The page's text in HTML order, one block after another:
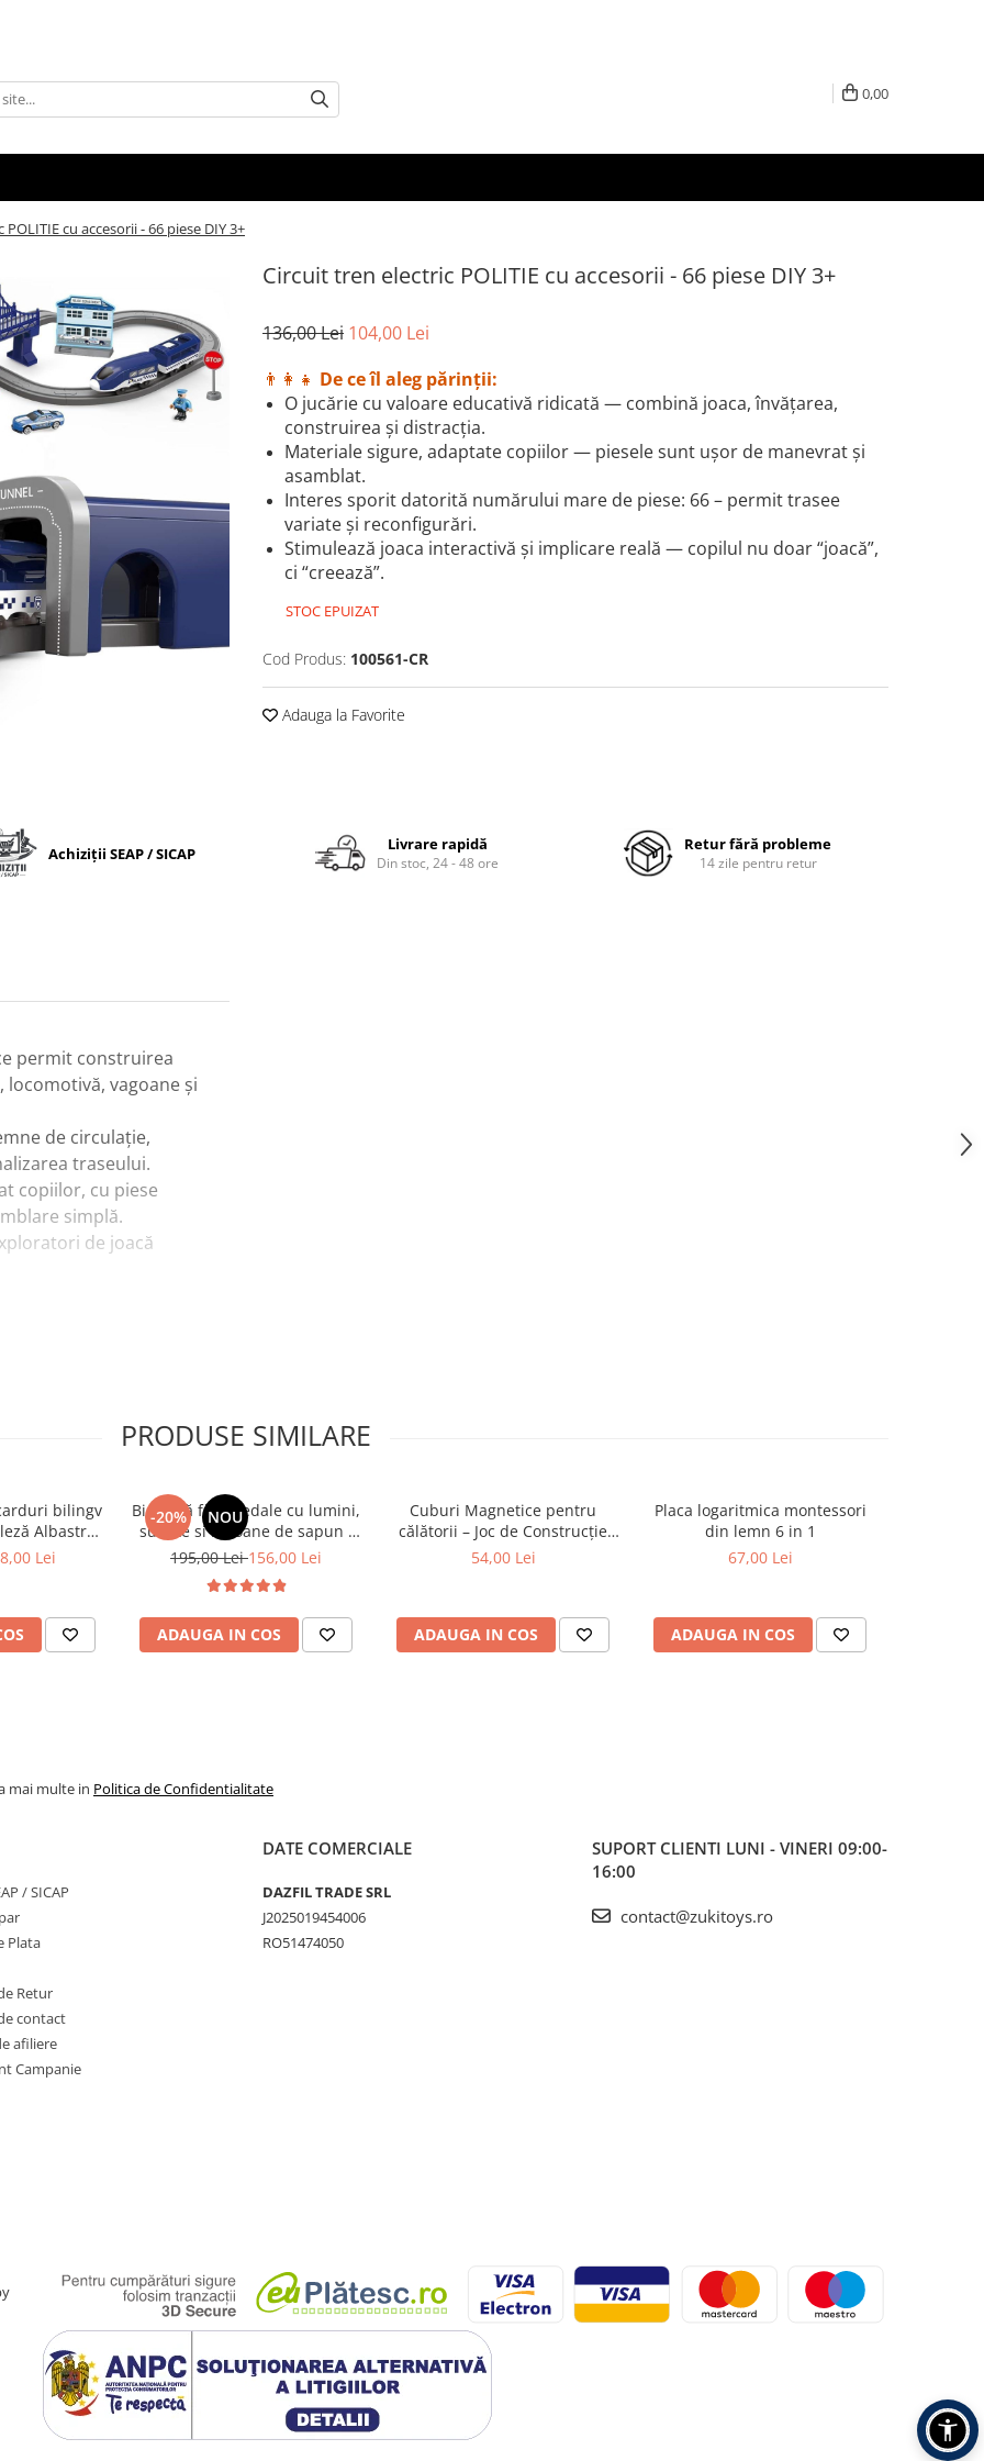
0,00
cu accesorii - 66 piese DIY 3+
Circuit tren electric POLITIE cu accesorii - 66 piese DIY 3+
136,00 Lei 104,00 Lei
👨‍👩‍👧 De ce îl aleg părinţii:
O jucărie cu valoare educativă ridicată — combină joaca, învăţarea,
construirea şi distracţia.
Materiale sigure, adaptate copiilor — piesele sunt uşor de manevrat şi
asamblat.
Interes sporit datorită numărului mare de piese: 66 – permit trasee
variate şi reconfigurări.
Stimulează joaca interactivă şi implicare reală — copilul nu doar “joacă”,
ci “creează”.
STOC EPUIZAT
Cod Produs: 100561-CR
Adauga la Favorite
Achiziții SEAP / SICAP Livrare rapidă
Din stoc, 24 - 48 ore
Retur fără probleme
14 zile pentru retur
permit construirea
vagoane şi
de circulaţie,
traseului.
copiilor, cu piese
simplă.
de joacă
copilul decide
şi jocurile de
şi distractivă, ce
PRODUSE SIMILARE
bilingv
Albastru
cuvinte)
Lei
-20% NOU
Bicicletă fără pedale cu lumini,
sunete si baloane de sapun -
roz
195,00 Lei156,00 Lei
ADAUGA IN COS
Cuburi Magnetice pentru
călătorii – Joc de Construcție
STEM, 3 ani+
54,00 Lei
ADAUGA IN COS
Placa logaritmica montessori
din lemn 6 in 1
67,00 Lei
ADAUGA IN COS
mai multe in Politica de Confidentialitate
/ SICAP
Plata
Retur
contact
afiliere
Campanie
DATE COMERCIALE
DAZFIL TRADE SRL
J2025019454006
RO51474050
SUPORT CLIENTI LUNI - VINERI 09:00-
16:00
contact@zukitoys.ro